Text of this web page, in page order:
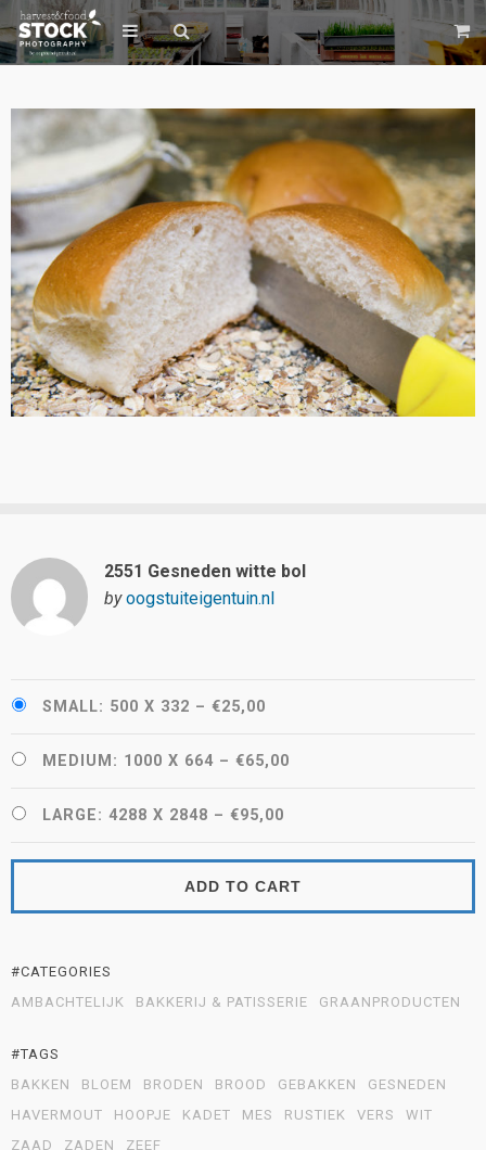
2551 Gesneden witte bol
by oogstuiteigentuin.nl
SMALL: 500 X 332 – €25,00
MEDIUM: 1000 X 664 – €65,00
LARGE: 4288 X 2848 – €95,00
ADD TO CART
#CATEGORIES
AMBACHTELIJK
BAKKERIJ & PATISSERIE GRAANPRODUCTEN
#TAGS
BAKKEN
BLOEM BRODEN BROOD GEBAKKEN
GESNEDEN
HAVERMOUT
HOOPJE KADET MES RUSTIEK VERS
WIT
ZAAD
ZADEN ZEEF